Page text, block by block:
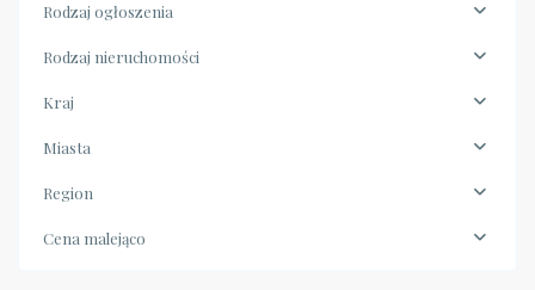
Rodzaj ogłoszenia
Rodzaj nieruchomości
Kraj
Miasta
Region
Cena malejąco